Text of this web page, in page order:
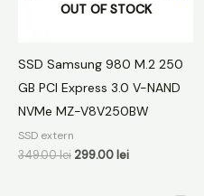
OUT OF STOCK
SSD Samsung 980 M.2 250
GB PCI Express 3.0 V-NAND
NVMe MZ-V8V250BW
SSD extern
349.00lei 299.00lei